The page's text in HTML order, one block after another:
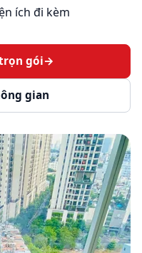
ích đi kèm
gói→
gian